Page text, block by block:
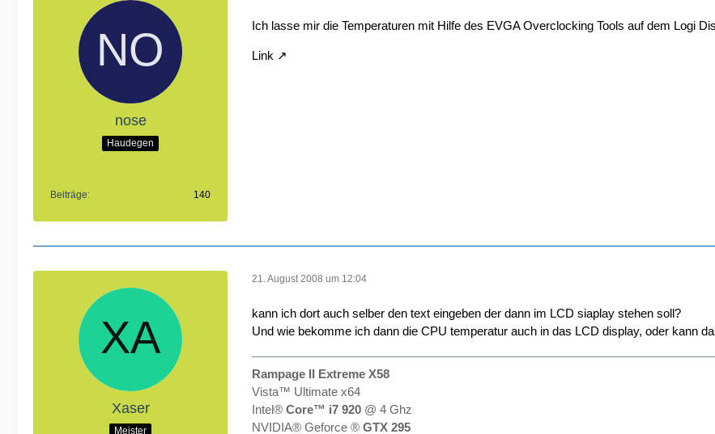
nose
Haudegen
Beiträge 140
Ich lasse mir die Temperaturen mit Hilfe des EVGA Overclocking Tools auf dem Logi
Link
Xaser
Meister
21. August 2008 um 12:04
kann ich dort auch selber den text eingeben der dann im LCD siaplay stehen soll?
Und wie bekomme ich dann die CPU temperatur auch in das LCD display, oder kann
Rampage II Extreme X58
Vista™ Ultimate x64
Intel® Core™ i7 920 @ 4 Ghz
NVIDIA® Geforce ® GTX 295